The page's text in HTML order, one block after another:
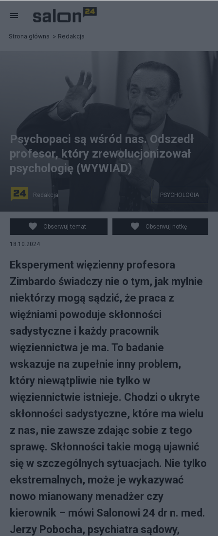
Strona główna Redakcja
na zdjęciu: Amerykański psycholog, profesor Philip G.
Zimbardo podczas debaty z cyklu Idee Nowego Wieku
pt. "Zdrowie a normy społeczne" w Pałacu
Prezydenckim w Warszawie (2013). fot. PAP/Radek
Psychopaci są wśród nas. Odszedł
profesor, który zrewolucjonizował
psychologię (WYWIAD)
Redakcja PSYCHOLOGIA
Obserwuj temat Obserwuj notkę
18.10.2024
Eksperyment więzienny profesora
Zimbardo świadczy nie o tym, jak mylnie
niektórzy mogą sądzić, że praca z
więźniami powoduje skłonności
sadystyczne i każdy pracownik
więziennictwa je ma. To badanie
wskazuje na zupełnie inny problem,
który niewątpliwie nie tylko w
więziennictwie istnieje. Chodzi o ukryte
skłonności sadystyczne, które ma wielu
z nas, nie zawsze zdając sobie z tego
sprawę. Skłonności takie mogą ujawnić
się w szczególnych sytuacjach. Nie tylko
ekstremalnych, może je wykazywać
nowo mianowany menadżer czy
kierownik – mówi Salonowi 24 dr n. med.
Jerzy Pobocha, psychiatra sądowy,